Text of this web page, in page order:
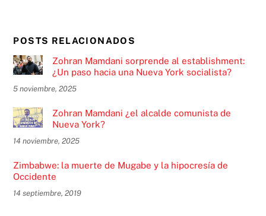
POSTS RELACIONADOS
Zohran Mamdani sorprende al establishment:
¿Un paso hacia una Nueva York socialista?
5 noviembre, 2025
Zohran Mamdani ¿el alcalde comunista de
Nueva York?
14 noviembre, 2025
Zimbabwe: la muerte de Mugabe y la hipocresía de
Occidente
14 septiembre, 2019